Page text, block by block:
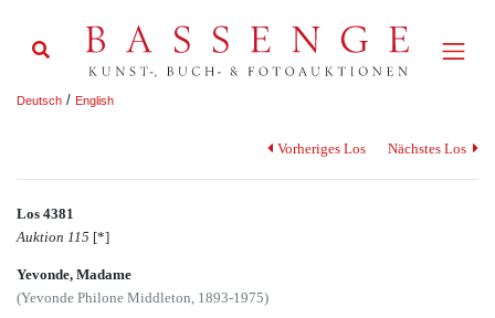
Deutsch / English
Vorheriges Los Nächstes Los
Los 4381
Auktion 115 [*]
Yevonde, Madame
(Yevonde Philone Middleton, 1893-1975)